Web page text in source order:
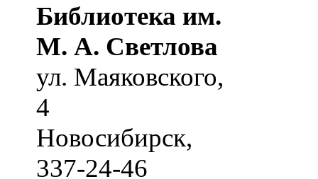
Библиотека им.
М. А. Светлова
ул. Маяковского,
4
Новосибирск,
337-24-46